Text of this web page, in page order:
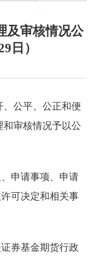
及审核情况公
日）
、公平、公正和便
和审核情况予以公
申请事项、申请
可决定和相关事
券基金期货行政